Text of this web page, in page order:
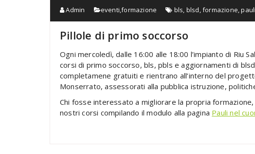
Admin eventi,formazione bls, blsd,formazione,
Pillole di primo soccorso
Ogni mercoledì, dalle 16:00 alle 18:00 l’impianto di Riu
corsi di primo soccorso, bls, pbls e aggiornamenti di
completamene gratuiti e rientrano all’interno del
Monserrato, assessorati alla pubblica istruzione,
Chi fosse interessato a migliorare la propria
nostri corsi compilando il modulo alla pagina Pauli nel